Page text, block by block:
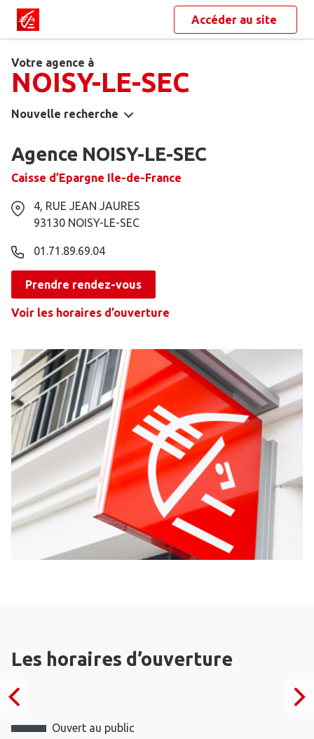
Accéder au site
Votre agence à
NOISY-LE-SEC
Nouvelle recherche
Agence NOISY-LE-SEC
Caisse d’Epargne Ile-de-France
4, RUE JEAN JAURES
93130 NOISY-LE-SEC
01.71.89.69.04
Prendre rendez-vous
Voir les horaires d’ouverture
Les horaires d’ouverture
Ouvert au public